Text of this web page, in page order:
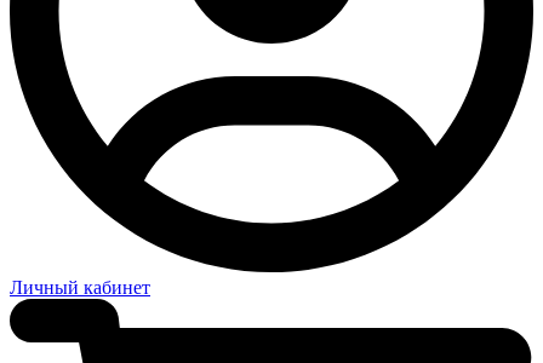
Личный кабинет